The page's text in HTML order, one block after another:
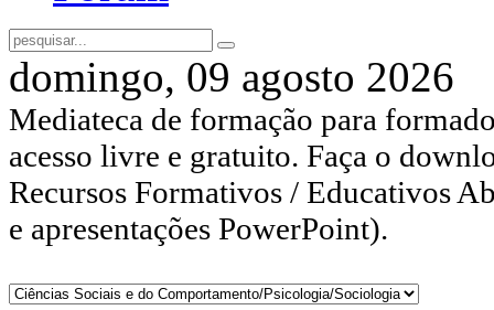
domingo, 09 agosto 2026
Mediateca de formação para
acesso livre e gratuito. Faça o
Recursos Formativos / Educativos
e apresentações PowerPoint).